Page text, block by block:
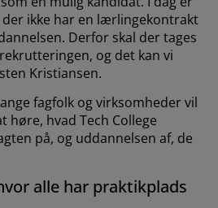
ikke har en lærlingekontrakt
Derfor skal der tages
og det kan vi
Kristiansen.
fagfolk og virksomheder vil
høre, hvad Tech College
på, og uddannelsen af, de
alle har praktikplads